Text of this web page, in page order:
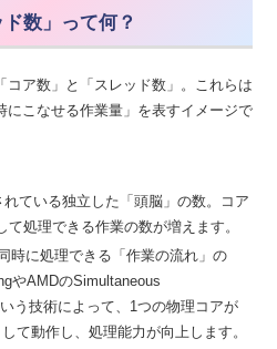
数」って何？
コア数」と「スレッド数」。これらは
にこなせる作業量」を表すイメージで
ている独立した「頭脳」の数。コア
処理できる作業の数が増えます。
時に処理できる「作業の流れ」の
やAMDのSimultaneous
う技術によって、1つの物理コアが
て動作し、処理能力が向上します。